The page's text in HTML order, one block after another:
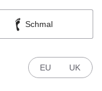
Schmal
EU UK